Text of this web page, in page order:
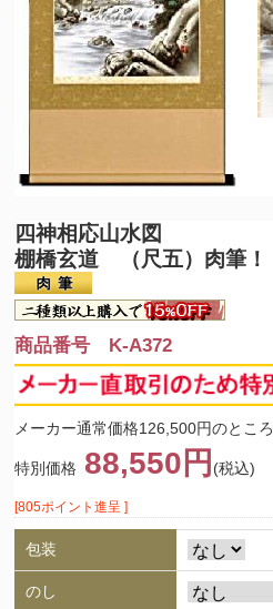
四神相応山水図
棚橋玄道 （尺五）肉筆！
商品番号 K-A372
メーカー通常価格126,500円のところ
特別価格 88,550円 (税込)
[805ポイント進呈 ]
包装
のし